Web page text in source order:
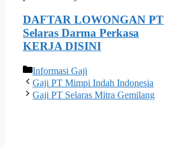
DAFTAR LOWONGAN PT
Selaras Darma Perkasa
KERJA DISINI
Categories
Informasi Gaji
Gaji PT Mimpi Indah Indonesia
Gaji PT Selaras Mitra Gemilang